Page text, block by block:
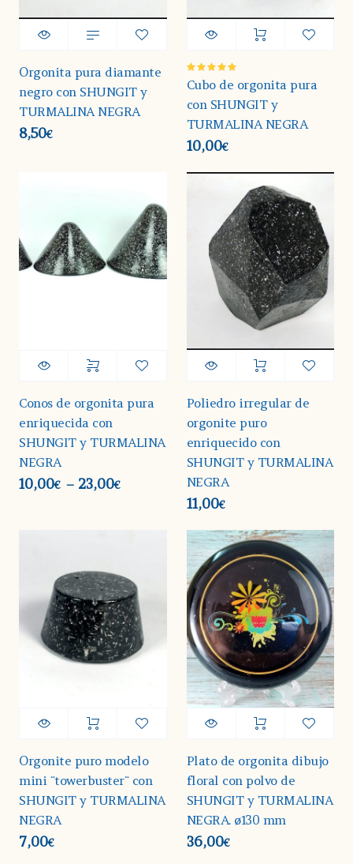
Orgonita pura diamante
negro con SHUNGIT y
TURMALINA NEGRA
8,50€
Valorado
en5.00
Cubo de orgonita pura
con SHUNGIT y
TURMALINA NEGRA
10,00€
Conos de orgonita pura
enriquecida con
SHUNGIT y TURMALINA
NEGRA
10,00€ – 23,00€
Poliedro irregular de
orgonite puro
enriquecido con
SHUNGIT y TURMALINA
NEGRA
11,00€
Orgonite puro modelo
mini ¨towerbuster¨ con
SHUNGIT y TURMALINA
NEGRA
7,00€
Plato de orgonita dibujo
floral con polvo de
SHUNGIT y TURMALINA
NEGRA. ø130 mm
36,00€